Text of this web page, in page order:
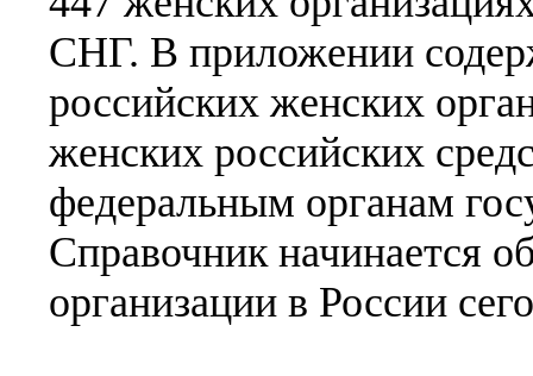
СНГ. В приложении
российских женских
женских российских
федеральным органам
Справочник начинается
организации в России